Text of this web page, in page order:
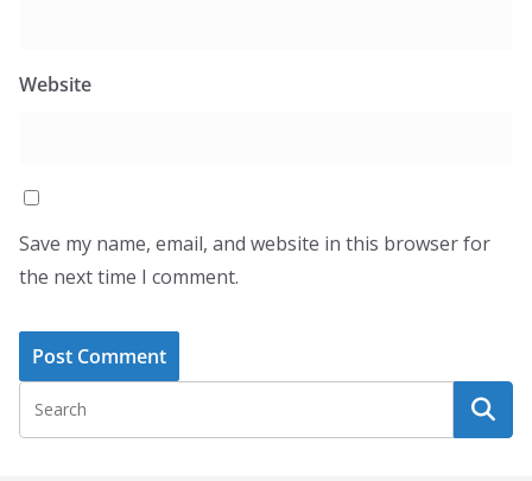
Website
Save my name, email, and website in this browser for
the next time I comment.